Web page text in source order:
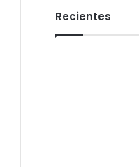
Recientes